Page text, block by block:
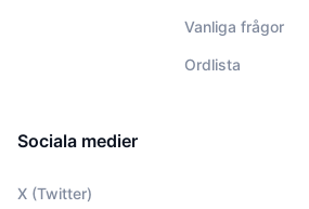
Vanliga frågor
Ordlista
Sociala medier
X (Twitter)